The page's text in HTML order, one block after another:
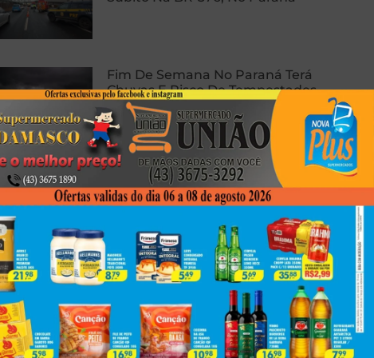
Fim De Semana No Paraná Terá
Chuvas E Risco De Tempestades,
Diz Meteorologista
Dor Danino Completa Line-Up
Internacional Do LENDAA 2026 E
Reforça Proposta De Festival
Voltado À Música Eletrônica De
Vanguarda